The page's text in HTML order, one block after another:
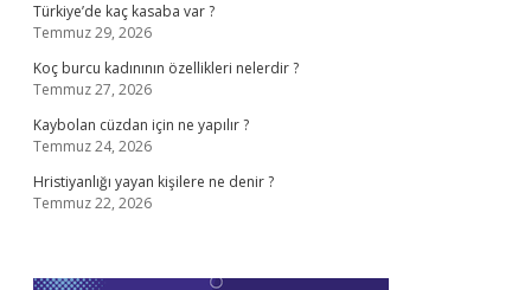
Türkiye’de kaç kasaba var ?
Temmuz 29, 2026
Koç burcu kadınının özellikleri nelerdir ?
Temmuz 27, 2026
Kaybolan cüzdan için ne yapılır ?
Temmuz 24, 2026
Hristiyanlığı yayan kişilere ne denir ?
Temmuz 22, 2026